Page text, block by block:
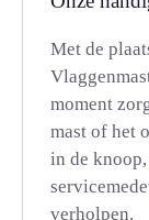
Met de
moment
mast of het
in de
verholpen.